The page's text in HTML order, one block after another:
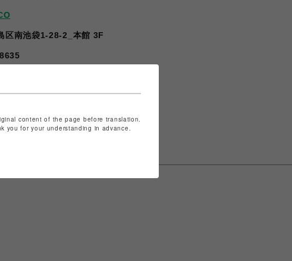
区南池袋1-28-2_本館 3F
く表記は
content of the page before translation.
you for your understanding in advance.